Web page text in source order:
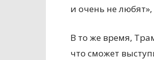
и очень не
В то же время,
что сможет